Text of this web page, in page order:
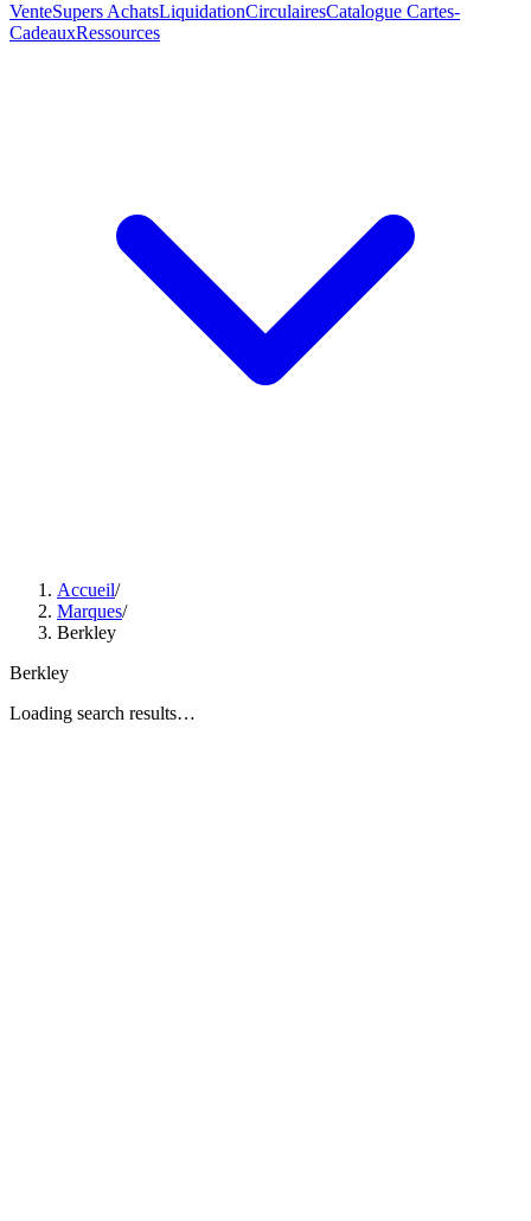
VenteSupers AchatsLiquidationCirculairesCatalogue Cartes-
CadeauxRessources
Accueil/
Marques/
Berkley
Berkley
Loading search results…